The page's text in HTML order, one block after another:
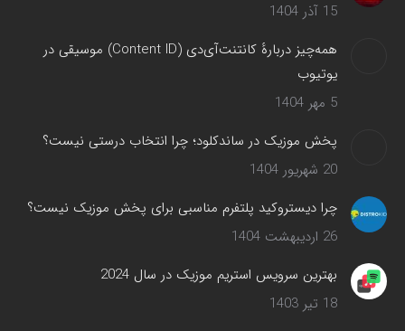
15 آذر 1404
همه‌چیز دربارهٔ کانتنت‌آی‌دی (Content ID) موسیقی در
یوتیوب
5 مهر 1404
پخش موزیک در ساندکلود؛ چرا انتخاب درستی نیست؟
20 شهریور 1404
چرا دیستروکید پلتفرم مناسبی برای پخش موزیک نیست؟
26 اردیبهشت 1404
بهترین سرویس‌ استریم موزیک در سال 2024
18 تیر 1403